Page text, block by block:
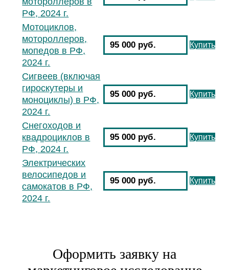
РФ, 2024 г.
Мотоциклов,
мотороллеров,
мопедов в РФ,
2024 г.
95 000 руб. Купить
Сигвеев (включая
гироскутеры и
моноциклы) в РФ,
2024 г.
95 000 руб. Купить
Снегоходов и
квадроциклов в
РФ, 2024 г.
95 000 руб. Купить
Электрических
велосипедов и
самокатов в РФ,
2024 г.
95 000 руб. Купить
Оформить заявку на